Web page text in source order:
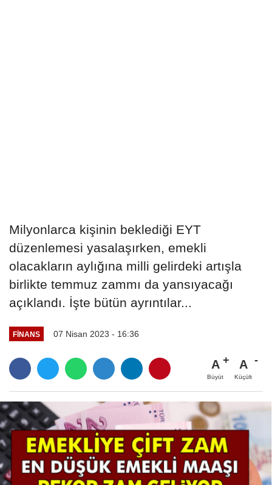
Milyonlarca kişinin beklediği EYT
düzenlemesi yasalaşırken, emekli
olacakların aylığına milli gelirdeki artışla
birlikte temmuz zammı da yansıyacağı
açıklandı. İşte bütün ayrıntılar...
FINANS 07 Nisan 2023 - 16:36
A
Büyüt
A
Küçült